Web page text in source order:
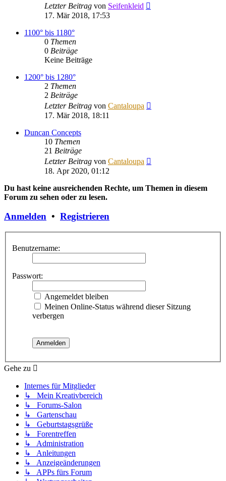
Letzter Beitrag von Seifenkleid
17. Mär 2018, 17:53
1100° bis 1180°
0 Themen
0 Beiträge
Keine Beiträge
1200° bis 1280°
2 Themen
2 Beiträge
Letzter Beitrag von Cantaloupa
17. Mär 2018, 18:11
Duncan Concepts
10 Themen
21 Beiträge
Letzter Beitrag von Cantaloupa
18. Apr 2020, 01:12
Du hast keine ausreichenden Rechte, um Themen in diesem
Forum zu sehen oder zu lesen.
Anmelden • Registrieren
Benutzername:
Passwort:
Angemeldet bleiben
Meinen Online-Status während dieser Sitzung
verbergen
Gehe zu
Internes für Mitglieder
↳ Mein Kreativbereich
↳ Forums-Salon
↳ Gartenschau
↳ Geburtstagsgrüße
↳ Forentreffen
↳ Administration
↳ Anleitungen
↳ Anzeigeänderungen
↳ APPs fürs Forum